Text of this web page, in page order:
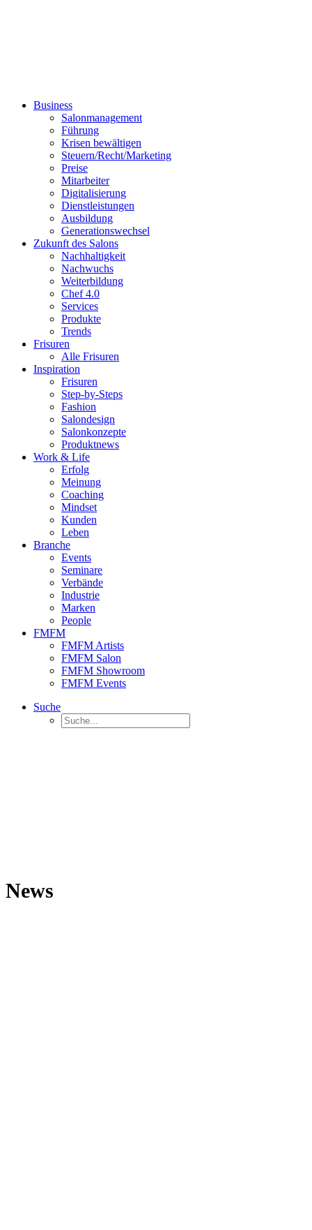
Business
Salonmanagement
Führung
Krisen bewältigen
Steuern/Recht/Marketing
Preise
Mitarbeiter
Digitalisierung
Dienstleistungen
Ausbildung
Generationswechsel
Zukunft des Salons
Nachhaltigkeit
Nachwuchs
Weiterbildung
Chef 4.0
Services
Produkte
Trends
Frisuren
Alle Frisuren
Inspiration
Frisuren
Step-by-Steps
Fashion
Salondesign
Salonkonzepte
Produktnews
Work & Life
Erfolg
Meinung
Coaching
Mindset
Kunden
Leben
Branche
Events
Seminare
Verbände
Industrie
Marken
People
FMFM
FMFM Artists
FMFM Salon
FMFM Showroom
FMFM Events
Suche
News